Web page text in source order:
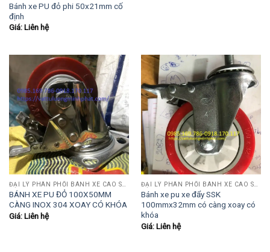
Bánh xe PU đỏ phi 50x21mm cố
định
Giá: Liên hệ
BÁNH XE PU ĐỎ 100X50MM
CÀNG INOX 304 XOAY CÓ KHÓA
Giá: Liên hệ
Bánh xe pu xe đẩy SSK
100mmx32mm có càng xoay có
khóa
Giá: Liên hệ